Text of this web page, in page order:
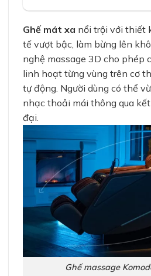
dựa trên
Ghế mát xa nổi trội với thiết
tế vượt bậc, làm bừng lên
nghệ massage 3D cho phép
linh hoạt từng vùng trên cơ
tự động. Người dùng có thể
nhạc thoải mái thông qua
đại.
Ghế massage